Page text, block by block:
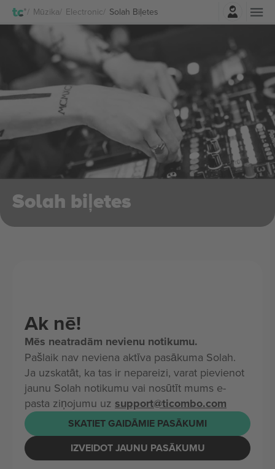
Mūzika Electronic Solah BiļetesPierakstīties
Solah biļetes
Ak nē!
Mēs neatradām nevienu notikumu.
Pašlaik nav neviena aktīva pasākuma Solah.
Ja uzskatāt, ka tas ir nepareizi, varat pievienot
jaunu Solah notikumu vai nosūtīt mums e-
pasta ziņojumu uz support@ticombo.com
SKATIET GAIDĀMIE PASĀKUMI
IZVEIDOT JAUNU PASĀKUMU